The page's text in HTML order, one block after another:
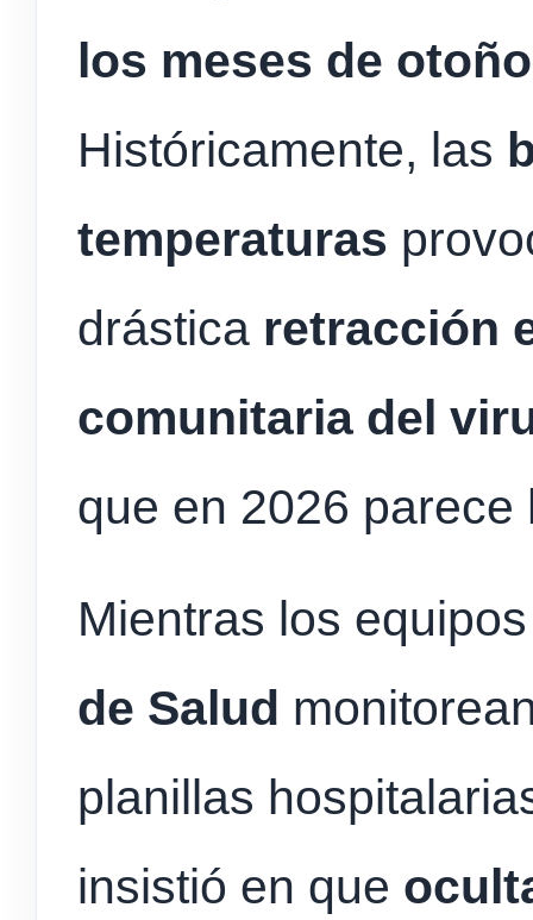
los meses de
Históricamente, las
temperaturas
drástica retracción
comunitaria del
que en 2026 parece
Mientras los
de Salud
planillas
insistió en que